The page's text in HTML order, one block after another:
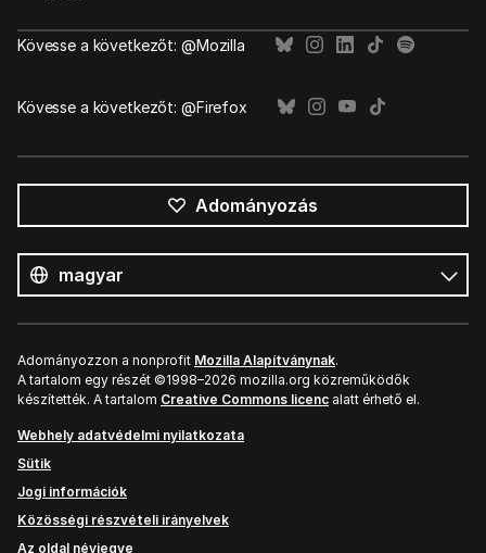
Kövesse a következőt: @Mozilla
Kövesse a következőt: @Firefox
Adományozás
nyelv
Nyelv
Adományozzon a nonprofit Mozilla Alapítványnak.
A tartalom egy részét ©1998–2026 mozilla.org közreműködők
készítették. A tartalom Creative Commons licenc alatt érhető el.
Webhely adatvédelmi nyilatkozata
Sütik
Jogi információk
Közösségi részvételi irányelvek
Az oldal névjegye